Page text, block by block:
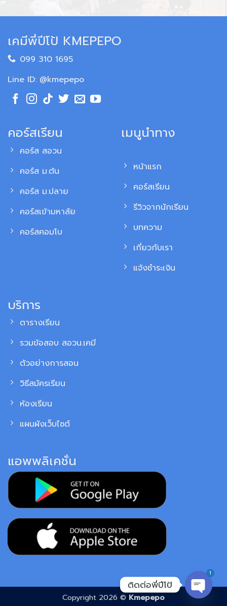
เคมีพี่ปีโป้ KMEPEPO
099 310 1695
Line ID: @kmepepo
คอร์สเรียน
คอร์ส สอวน
คอร์ส ม.ต้น
คอร์ส ม.ปลาย
คอร์สเข้ามหาลัย
คอร์สคอมโบ
เมนูนำทาง
หน้าแรก
คอร์สเรียน
รีวิวจากนักเรียน
บทความ
เกี่ยวกับเรา
แจ้งชำระเงิน
บริการ
ตารางเรียน
รวมข้อสอบ สอวน.เคมี
ตัวอย่างการสอน
วิธีสมัครเรียน
ห้องเรียน
แผนผังเว็บไซต์
แอพพลิเคชั่น
Copyright 2026 © Kmepepo
ติดต่อพี่ปีโป้
1